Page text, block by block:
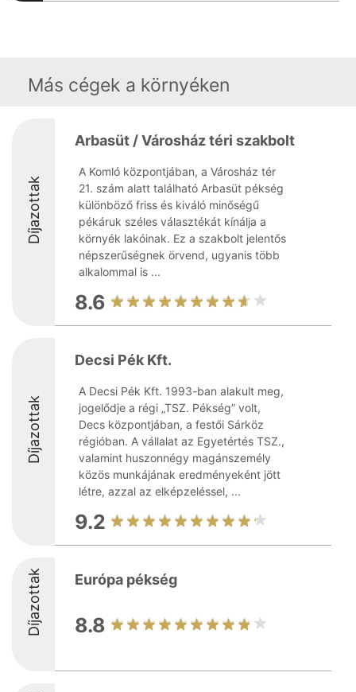
Más cégek a környéken
Díjazottak
Arbasüt / Városház téri szakbolt
A Komló központjában, a Városház tér
21. szám alatt található Arbasüt pékség
különböző friss és kiváló minőségű
pékáruk széles választékát kínálja a
környék lakóinak. Ez a szakbolt jelentős
népszerűségnek örvend, ugyanis több
alkalommal is ...
8.6
Díjazottak
Decsi Pék Kft.
A Decsi Pék Kft. 1993-ban alakult meg,
jogelődje a régi „TSZ. Pékség” volt,
Decs központjában, a festői Sárköz
régióban. A vállalat az Egyetértés TSZ.,
valamint huszonnégy magánszemély
közös munkájának eredményeként jött
létre, azzal az elképzeléssel, ...
9.2
Díjazottak Európa pékség
8.8